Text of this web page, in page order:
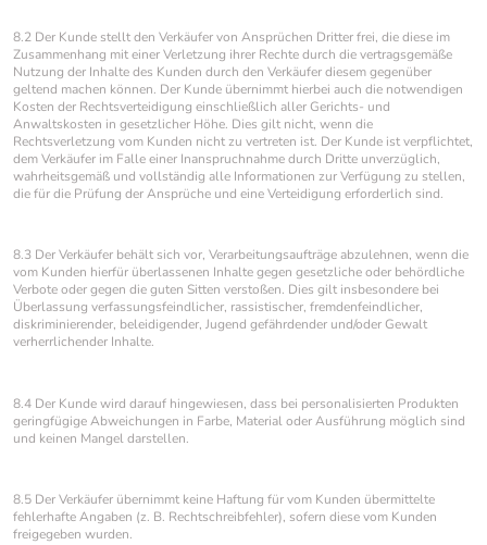
8.2 Der Kunde stellt den Verkäufer von Ansprüchen Dritter frei, die diese im
Zusammenhang mit einer Verletzung ihrer Rechte durch die vertragsgemäße
Nutzung der Inhalte des Kunden durch den Verkäufer diesem gegenüber
geltend machen können. Der Kunde übernimmt hierbei auch die notwendigen
Kosten der Rechtsverteidigung einschließlich aller Gerichts- und
Anwaltskosten in gesetzlicher Höhe. Dies gilt nicht, wenn die
Rechtsverletzung vom Kunden nicht zu vertreten ist. Der Kunde ist verpflichtet,
dem Verkäufer im Falle einer Inanspruchnahme durch Dritte unverzüglich,
wahrheitsgemäß und vollständig alle Informationen zur Verfügung zu stellen,
die für die Prüfung der Ansprüche und eine Verteidigung erforderlich sind.
8.3 Der Verkäufer behält sich vor, Verarbeitungsaufträge abzulehnen, wenn die
vom Kunden hierfür überlassenen Inhalte gegen gesetzliche oder behördliche
Verbote oder gegen die guten Sitten verstoßen. Dies gilt insbesondere bei
Überlassung verfassungsfeindlicher, rassistischer, fremdenfeindlicher,
diskriminierender, beleidigender, Jugend gefährdender und/oder Gewalt
verherrlichender Inhalte.
8.4 Der Kunde wird darauf hingewiesen, dass bei personalisierten Produkten
geringfügige Abweichungen in Farbe, Material oder Ausführung möglich sind
und keinen Mangel darstellen.
8.5 Der Verkäufer übernimmt keine Haftung für vom Kunden übermittelte
fehlerhafte Angaben (z. B. Rechtschreibfehler), sofern diese vom Kunden
freigegeben wurden.